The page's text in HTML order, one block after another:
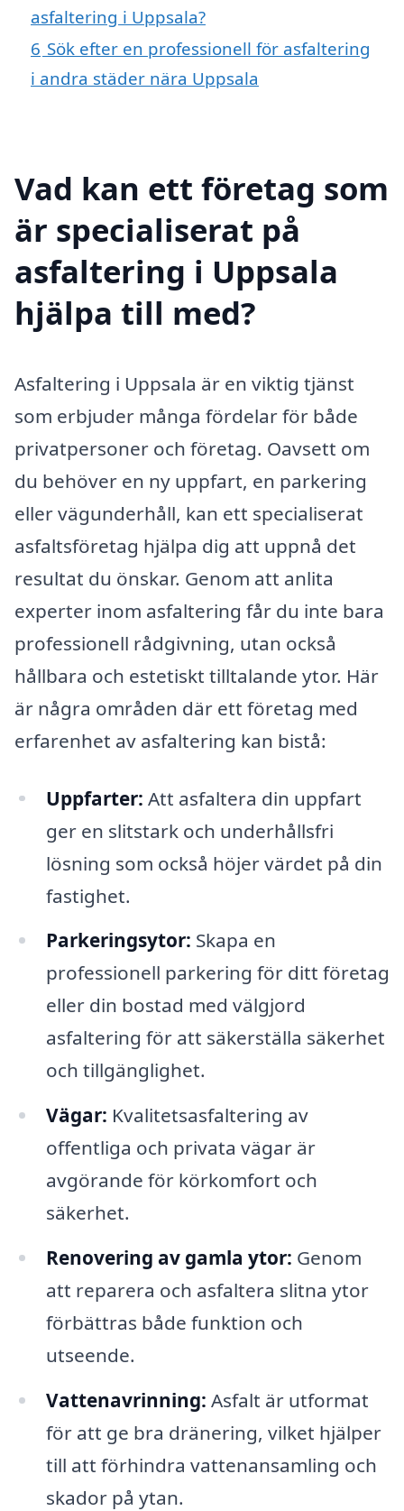
asfaltering i Uppsala?
6 Sök efter en professionell för asfaltering
i andra städer nära Uppsala
Vad kan ett företag som
är specialiserat på
asfaltering i Uppsala
hjälpa till med?
Asfaltering i Uppsala är en viktig tjänst
som erbjuder många fördelar för både
privatpersoner och företag. Oavsett om
du behöver en ny uppfart, en parkering
eller vägunderhåll, kan ett specialiserat
asfaltsföretag hjälpa dig att uppnå det
resultat du önskar. Genom att anlita
experter inom asfaltering får du inte bara
professionell rådgivning, utan också
hållbara och estetiskt tilltalande ytor. Här
är några områden där ett företag med
erfarenhet av asfaltering kan bistå:
Uppfarter: Att asfaltera din uppfart
ger en slitstark och underhållsfri
lösning som också höjer värdet på din
fastighet.
Parkeringsytor: Skapa en
professionell parkering för ditt företag
eller din bostad med välgjord
asfaltering för att säkerställa säkerhet
och tillgänglighet.
Vägar: Kvalitetsasfaltering av
offentliga och privata vägar är
avgörande för körkomfort och
säkerhet.
Renovering av gamla ytor: Genom
att reparera och asfaltera slitna ytor
förbättras både funktion och
utseende.
Vattenavrinning: Asfalt är utformat
för att ge bra dränering, vilket hjälper
till att förhindra vattenansamling och
skador på ytan.